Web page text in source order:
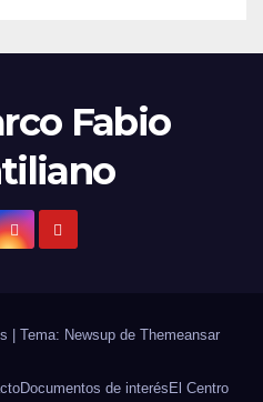
Fabio
Tema: Newsup de Themeansar
Documentos de interés El Centro